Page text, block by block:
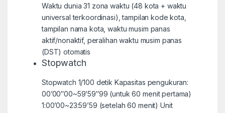
Waktu dunia 31 zona waktu (48 kota + waktu
universal terkoordinasi), tampilan kode kota,
tampilan nama kota, waktu musim panas
aktif/nonaktif, peralihan waktu musim panas
(DST) otomatis
Stopwatch
Stopwatch 1/100 detik Kapasitas pengukuran:
00’00″00~59’59″99 (untuk 60 menit pertama)
1:00’00~23:59’59 (setelah 60 menit) Unit